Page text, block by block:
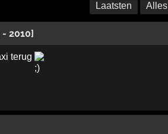
Laatsten Alles
2010]
terug